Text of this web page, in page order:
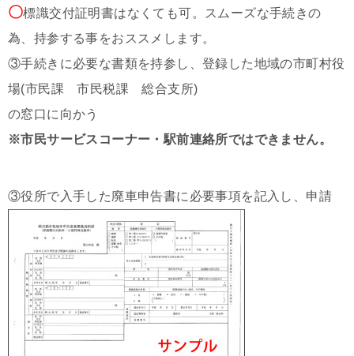
〇標識交付証明書はなくても可。スムーズな手続きの
為、持参する事をおススメします。
③手続きに必要な書類を持参し、登録した地域の市町村役
場(市民課 市民税課 総合支所)
の窓口に向かう
※市民サービスコーナー・駅前連絡所ではできません。
③役所で入手した廃車申告書に必要事項を記入し、申請